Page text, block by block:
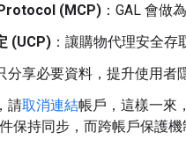
(MCP) ：GAL 會做
(UCP) ：讓購物代理安全存
分享必要資料，提升使用
請取消連結帳戶，這樣一來
件保持同步，而跨帳戶保護機